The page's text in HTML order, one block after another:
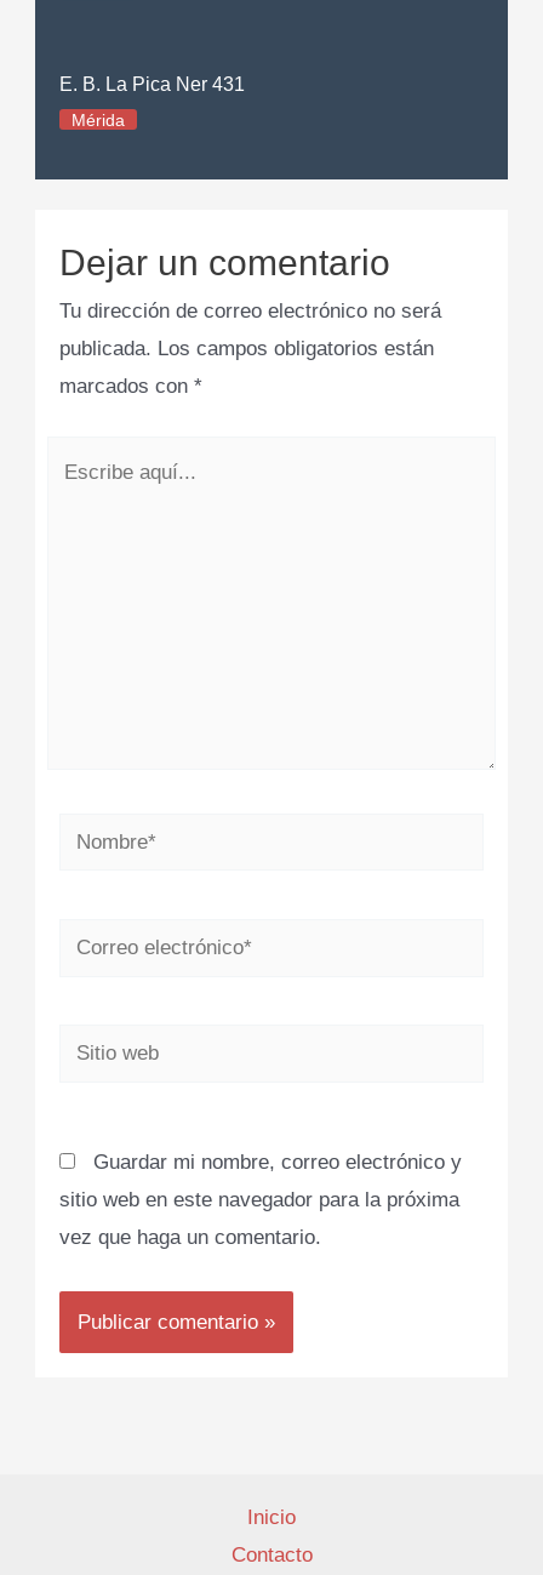
E. B. La Pica Ner 431
Mérida
Dejar un comentario
Tu dirección de correo electrónico no será
publicada. Los campos obligatorios están
marcados con*
Nombre*
Correo
Sitio
Guardar mi nombre, correo electrónico y
sitio web en este navegador para la próxima
vez que haga un comentario.
Inicio
Contacto